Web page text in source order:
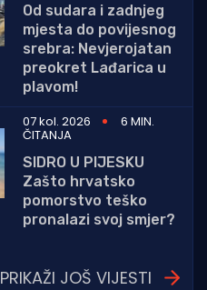
Od sudara i zadnjeg
mjesta do povijesnog
srebra: Nevjerojatan
preokret Lađarica u
plavom!
07 kol. 2026
6 MIN.
ČITANJA
SIDRO U PIJESKU
Zašto hrvatsko
pomorstvo teško
pronalazi svoj smjer?
PRIKAŽI JOŠ VIJESTI